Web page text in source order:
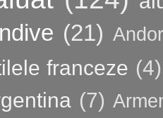
(21)
franceze (4)
(7)